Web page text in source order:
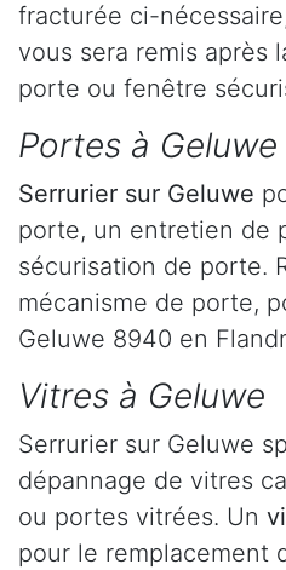
fracturée ci-
vous sera remis après
porte ou fenêtre
Portes à Geluwe
Serrurier sur Geluwe
porte, un entretien de
sécurisation de porte.
mécanisme de porte,
Geluwe 8940 en
Vitres à Geluwe
Serrurier sur Geluwe
dépannage de vitres
ou portes vitrées. Un
pour le remplacement